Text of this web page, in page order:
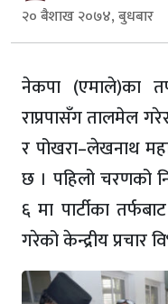
२० बैशाख २०७४, बुधबार
नेकपा (एमाले)का
राप्रपासँग तालमेल
र पोखरा–लेखनाथ
छ । पहिलो चरणको
६ मा पार्टीका
गरेको केन्द्रीय प्रचार